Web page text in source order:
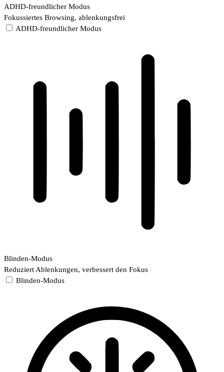
ADHD-freundlicher Modus
Fokussiertes Browsing, ablenkungsfrei
ADHD-freundlicher Modus
Blinden-Modus
Reduziert Ablenkungen, verbessert den Fokus
Blinden-Modus